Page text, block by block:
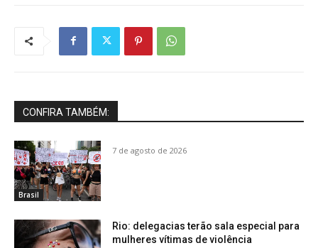
CONFIRA TAMBÉM:
Brasil
7 de agosto de 2026
Rio: delegacias terão sala especial para
mulheres vítimas de violência